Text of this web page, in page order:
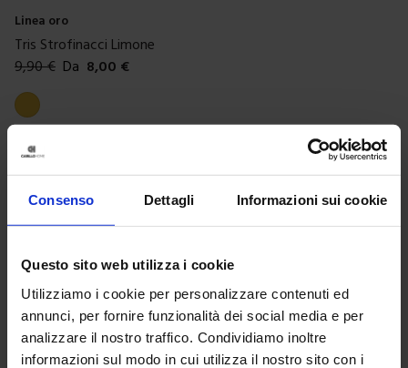
Consenso Dettagli Informazioni sui cookie
Questo sito web utilizza i cookie
Utilizziamo i cookie per personalizzare contenuti ed
annunci, per fornire funzionalità dei social media e per
analizzare il nostro traffico. Condividiamo inoltre
informazioni sul modo in cui utilizza il nostro sito con i
Linea oro
Tris Strofinacci Limone
9,90€ Da 8,00 €
Colori disponibili
Giallo
Strofinacci e Tovaglioli
cucina. Indispensabili, funzionali e pratici, impreziosite la
vostra tavola donando un tocco in più allo spazio domestico.
Per la vendita online di prodotti come Accessori da cucina
proponiamo una vasta scelta, rifiniti attentamente in ogni
dettaglio e disponibili in varie combinazioni di motivi e colori.